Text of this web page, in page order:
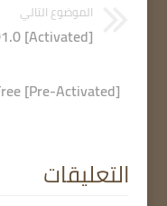
الموضوع التالي
التعليقات